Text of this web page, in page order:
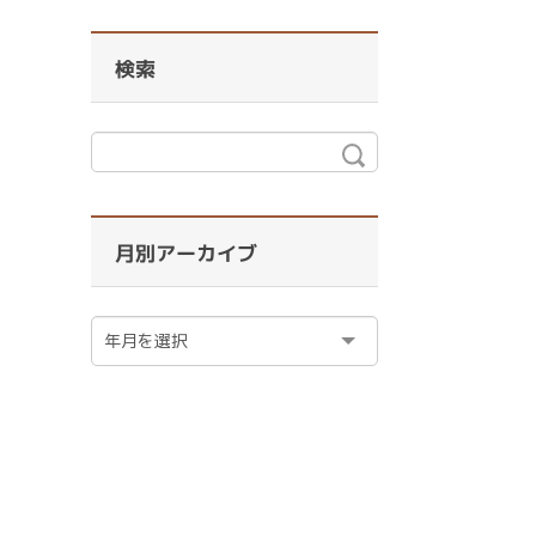
検索
月別アーカイブ